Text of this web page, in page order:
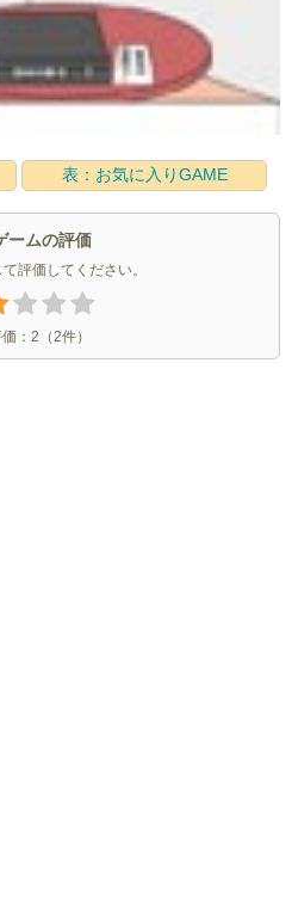
表：お気に入りGAME
ームの評価
評価してください。
： 2 （2件）